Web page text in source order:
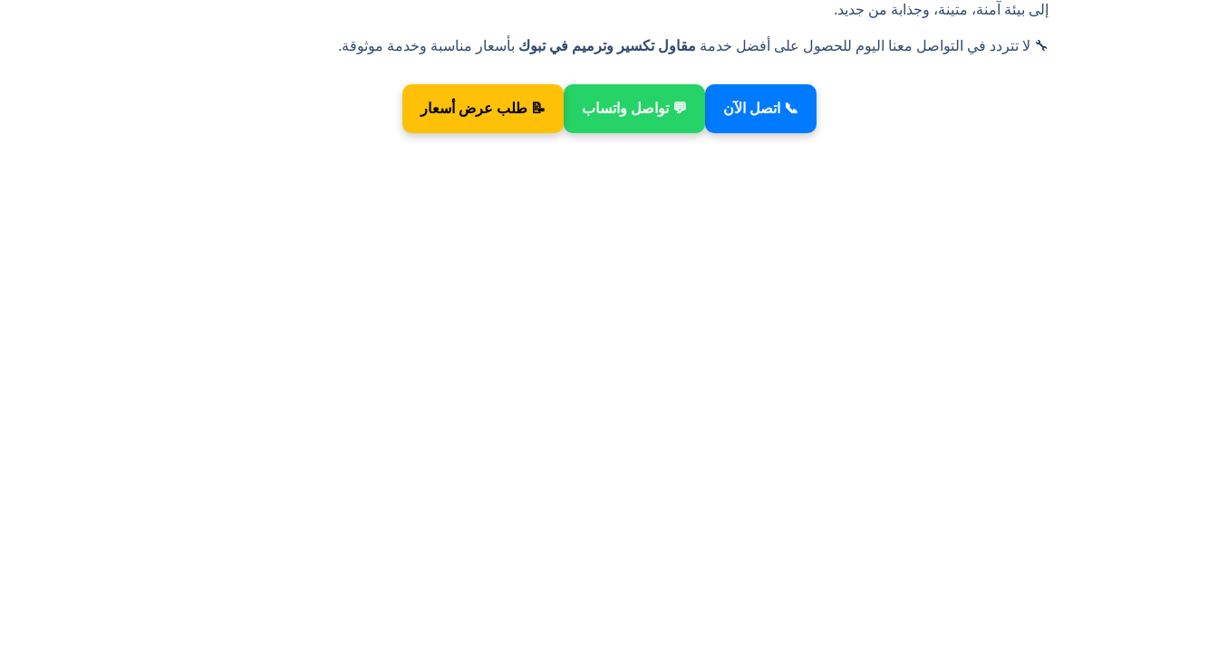
إلى بيئة آمنة، متينة، وجذابة من جديد.
🔧 لا تتردد في التواصل معنا اليوم للحصول على أفضل خدمة مقاول تكسير وترميم في تبوك بأسعار مناسبة وخدمة موثوقة.
📞 اتصل الآن 💬 تواصل واتساب 📝 طلب عرض أسعار